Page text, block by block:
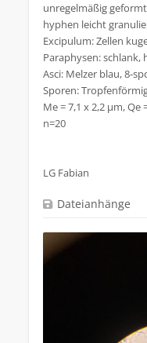
unregelmäßig
hyphen leicht
Excipulum: Zellen
Paraphysen: schlank,
Asci: Melzer blau, 8-
Sporen:
Me = 7,1 x 2,2 µm, Qe
n=20
LG Fabian
Dateianhänge